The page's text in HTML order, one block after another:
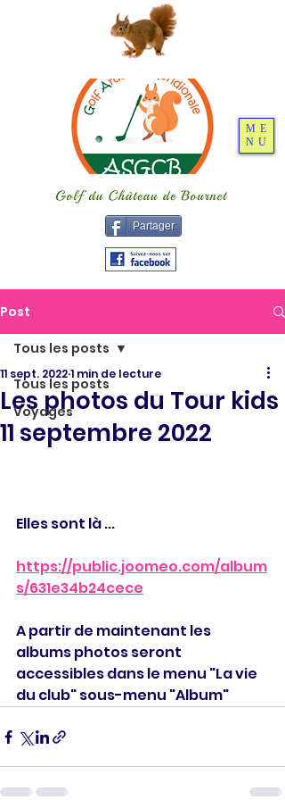
Partager
ME
NU
Post
Tous les posts
Voyages
Tous les posts
Les photos du Tour kids
11 septembre 2022
11 sept. 20221 min de lecture
Elles sont là ...
https://public.joomeo.com/album
s/631e34b24cece
A partir de maintenant les
albums photos seront
accessibles dans le menu "La vie
du club" sous-menu "Album"